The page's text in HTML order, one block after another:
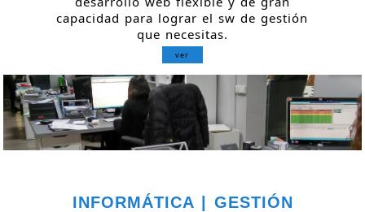
capacidad para lograr el sw de gestión
que necesitas.
ver
INFORMÁTICA | GESTIÓN